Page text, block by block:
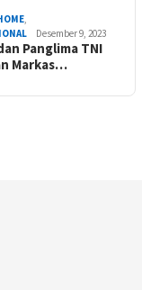
,
Desember 9, 2023
Panglima TNI
Markas…